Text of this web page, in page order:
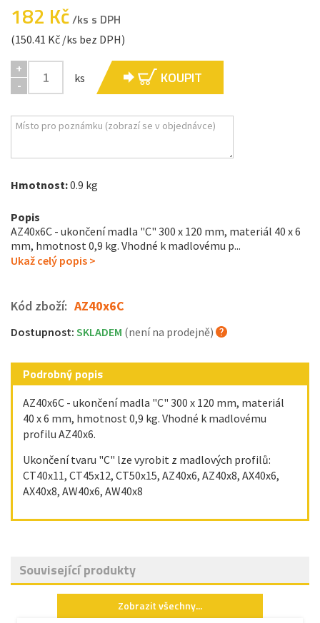
182 Kč/ks s DPH
(150.41 Kč /ks bez DPH)
+
-
ks KOUPIT
Hmotnost:0.9 kg
Popis
AZ40x6C - ukončení madla "C" 300 x 120 mm, materiál 40 x 6
mm, hmotnost 0,9 kg. Vhodné k madlovému p...
Ukaž celý popis >
Kód zboží: AZ40x6C
Dostupnost: SKLADEM (není na prodejně)
Podrobný popis
AZ40x6C - ukončení madla "C" 300 x 120 mm, materiál
40 x 6 mm, hmotnost 0,9 kg. Vhodné k madlovému
profilu AZ40x6.
Ukončení tvaru "C" lze vyrobit z madlových profilů:
CT40x11, CT45x12, CT50x15, AZ40x6, AZ40x8, AX40x6,
AX40x8, AW40x6, AW40x8
Související produkty
Zobrazit všechny...